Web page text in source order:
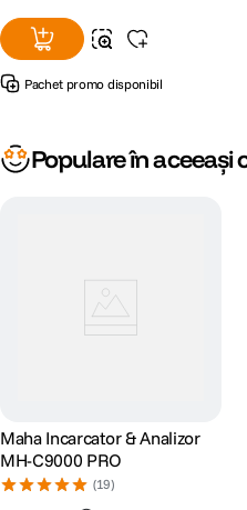
Pachet promo disponibil
Populare în aceeași
Maha Incarcator & Analizor
MH-C9000 PRO
(19)